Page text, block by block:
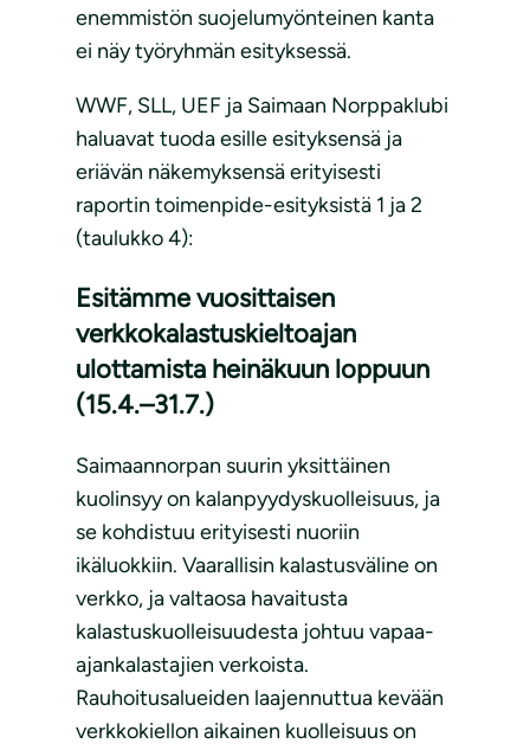
enemmistön suojelumyönteinen kanta
ei näy työryhmän esityksessä.
WWF, SLL, UEF ja Saimaan Norppaklubi
haluavat tuoda esille esityksensä ja
eriävän näkemyksensä erityisesti
raportin toimenpide-esityksistä 1 ja 2
(taulukko 4):
Esitämme vuosittaisen
verkkokalastuskieltoajan
ulottamista heinäkuun loppuun
(15.4.–31.7.)
Saimaannorpan suurin yksittäinen
kuolinsyy on kalanpyydyskuolleisuus, ja
se kohdistuu erityisesti nuoriin
ikäluokkiin. Vaarallisin kalastusväline on
verkko, ja valtaosa havaitusta
kalastuskuolleisuudesta johtuu vapaa-
ajankalastajien verkoista.
Rauhoitusalueiden laajennuttua kevään
verkkokiellon aikainen kuolleisuus on